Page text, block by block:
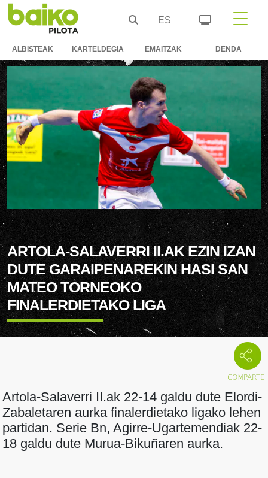
ES
ALBISTEAK KARTELDEGIA EMAITZAK DENDA
ARTOLA-SALAVERRI II.AK EZIN IZAN
DUTE GARAIPENAREKIN HASI SAN
MATEO TORNEOKO
FINALERDIETAKO LIGA
Artola-Salaverri II.ak 22-14 galdu dute Elordi-
Zabaletaren aurka finalerdietako ligako lehen
partidan. Serie Bn, Agirre-Ugartemendiak 22-
18 galdu dute Murua-Bikuñaren aurka.